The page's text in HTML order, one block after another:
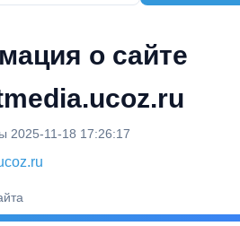
о сайте
2025-11-18 17:26:17